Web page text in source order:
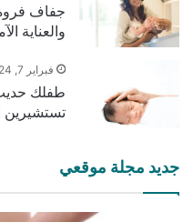
جفاف
والعناية
فبراير 7, 2024
تستشيرين
جديد مجلة موقعي